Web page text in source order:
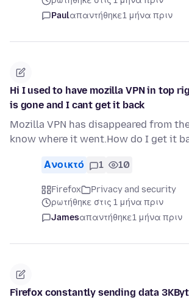
Paulαπαντήθηκε1 μήνα πριν
Hi I used to have mozilla VPN in top
is gone and I cant get it back
Mozilla VPN has disappeared from
know where it went.How do I get it
Ανοικτό 1 10
Firefox
Privacy and security
ρωτήθηκε στις 1 μήνα πριν
Jamesαπαντήθηκε1 μήνα πριν
Firefox constantly sending data